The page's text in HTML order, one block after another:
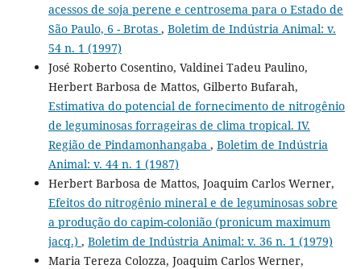
acessos de soja perene e centrosema para o Estado de
São Paulo, 6 - Brotas , Boletim de Indústria Animal: v.
54 n. 1 (1997)
José Roberto Cosentino, Valdinei Tadeu Paulino,
Herbert Barbosa de Mattos, Gilberto Bufarah,
Estimativa do potencial de fornecimento de nitrogênio
de leguminosas forrageiras de clima tropical. IV.
Região de Pindamonhangaba , Boletim de Indústria
Animal: v. 44 n. 1 (1987)
Herbert Barbosa de Mattos, Joaquim Carlos Werner,
Efeitos do nitrogênio mineral e de leguminosas sobre
a produção do capim-colonião (pronicum maximum
jacq.) , Boletim de Indústria Animal: v. 36 n. 1 (1979)
Maria Tereza Colozza, Joaquim Carlos Werner,